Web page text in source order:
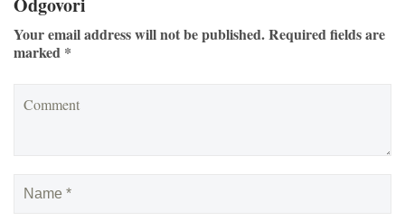
Odgovori
Your email address will not be published. Required fields are
marked *